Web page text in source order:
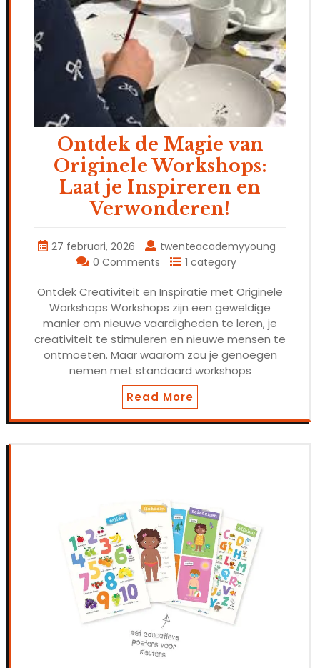
Ontdek de Magie van
Originele Workshops:
Laat je Inspireren en
Verwonderen!
27 februari, 2026
twenteacademyyoung
0 Comments
1 category
Ontdek Creativiteit en Inspiratie met Originele
Workshops Workshops zijn een geweldige
manier om nieuwe vaardigheden te leren, je
creativiteit te stimuleren en nieuwe mensen te
ontmoeten. Maar waarom zou je genoegen
nemen met standaard workshops
Read More